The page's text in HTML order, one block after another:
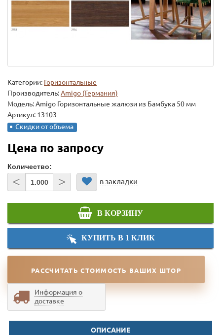
Категории: Горизонтальные
Производитель:Amigo (Германия)
Модель:Amigo Горизонтальные жалюзи из Бамбука 50 мм
Артикул: 13103
Скидки от объема
Цена по запросу
Количество:
< > в закладки
В КОРЗИНУ
КУПИТЬ В 1 КЛИК
РАССЧИТАТЬ СТОИМОСТЬ ВАШИХ ШТОР
Информация о
доставке
ОПИСАНИЕ